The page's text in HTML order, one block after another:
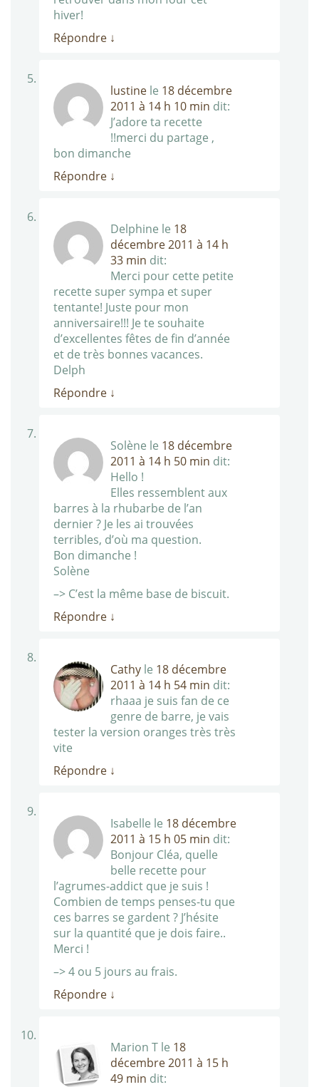
hiver!
Répondre ↓
lustine le 18 décembre
2011 à 14 h 10 min dit:
J’adore ta recette
!!merci du partage ,
bon dimanche
Répondre ↓
Delphine le 18
décembre 2011 à 14 h
33 min dit:
Merci pour cette petite
recette super sympa et super
tentante! Juste pour mon
anniversaire!!! Je te souhaite
d’excellentes fêtes de fin d’année
et de très bonnes vacances.
Delph
Répondre ↓
Solène le 18 décembre
2011 à 14 h 50 min dit:
Hello !
Elles ressemblent aux
barres à la rhubarbe de l’an
dernier ? Je les ai trouvées
terribles, d’où ma question.
Bon dimanche !
Solène
–> C’est la même base de biscuit.
Répondre ↓
Cathy le 18 décembre
2011 à 14 h 54 min dit:
rhaaa je suis fan de ce
genre de barre, je vais
tester la version oranges très très
vite
Répondre ↓
Isabelle le 18 décembre
2011 à 15 h 05 min dit:
Bonjour Cléa, quelle
belle recette pour
l’agrumes-addict que je suis !
Combien de temps penses-tu que
ces barres se gardent ? J’hésite
sur la quantité que je dois faire..
Merci !
–> 4 ou 5 jours au frais.
Répondre ↓
Marion T le 18
décembre 2011 à 15 h
49 min dit: